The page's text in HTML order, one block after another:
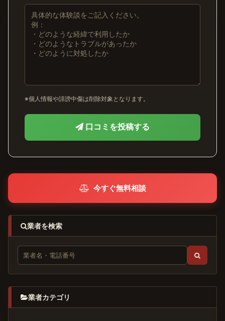
※個人情報や誹謗中傷は削除対象となります。
口コミを投稿する
今すぐ無料相談
業者を検索
業者カテゴリ